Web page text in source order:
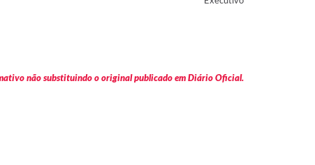
não substituindo o original publicado em Diário Oficial.